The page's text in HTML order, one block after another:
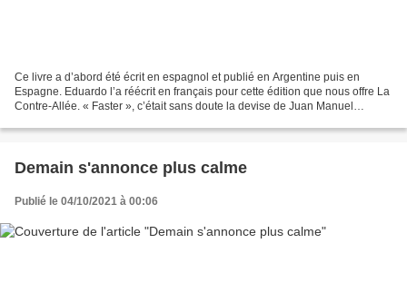
Ce livre a d’abord été écrit en espagnol et publié en Argentine puis en
Espagne. Eduardo l’a réécrit en français pour cette édition que nous offre La
Contre-Allée. « Faster », c’était sans doute la devise de Juan Manuel
Demain s'annonce plus calme
Publié le 04/10/2021 à 00:06